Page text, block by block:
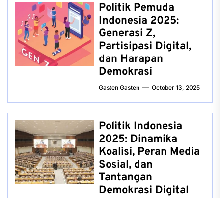
Politik Pemuda
Indonesia 2025:
Generasi Z,
Partisipasi Digital,
dan Harapan
Demokrasi
Gasten Gasten October 13, 2025
Politik Indonesia
2025: Dinamika
Koalisi, Peran Media
Sosial, dan
Tantangan
Demokrasi Digital